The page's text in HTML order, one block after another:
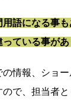
語になる事
ている事があ
情報、ショ
で、担当者